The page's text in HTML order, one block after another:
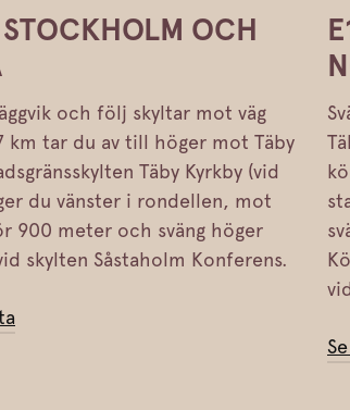
OCH
och följ skyltar mot väg
km tar du av till höger mot Täby
Täby Kyrkby (vid
du vänster i rondellen, mot
900 meter och sväng höger
skylten Såstaholm Konferens.